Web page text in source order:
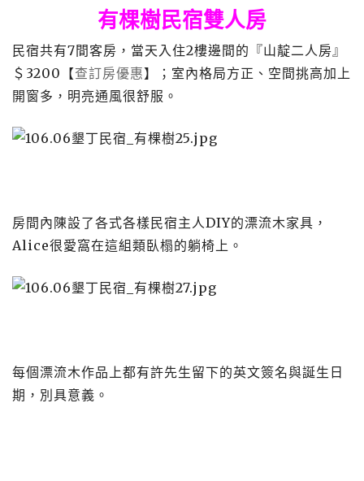
有棵樹民宿雙人房
民宿共有7間客房，當天入住2樓邊間的『山靛二人房』
＄3200【查訂房優惠】；室內格局方正、空間挑高加上
開窗多，明亮通風很舒服。
房間內陳設了各式各樣民宿主人DIY的漂流木家具，
Alice很愛窩在這組類臥榻的躺椅上。
每個漂流木作品上都有許先生留下的英文簽名與誕生日
期，別具意義。